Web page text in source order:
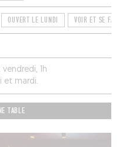
OUVERT LE LUNDI VOIR ET SE FAIRE
1h
et mardi.
TABLE